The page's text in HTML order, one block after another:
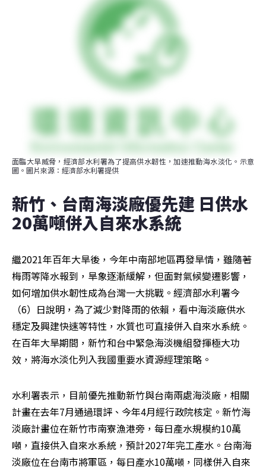
面臨大旱威脅，經濟部水利署為了提高供水韌性，加速推動海水淡化。示意
圖。圖片來源：經濟部水利署提供
新竹、台南海淡廠優先建 日供水
20萬噸併入自來水系統
繼2021年百年大旱後，今年中南部地區再發旱情，雖隨著
梅雨等降水報到，旱象逐漸緩解，但面對氣候變遷影響，
如何增加供水韌性成為台灣一大挑戰。經濟部水利署今
（6）日說明，為了減少對降雨的依賴，看中海淡廠供水
穩定及興建快速等特性，水質也可直接併入自來水系統。
在百年大旱期間，新竹和台中緊急海淡機組發揮極大功
效，將海水淡化列入我國重要水資源經理策略。
水利署表示，目前優先推動新竹與台南兩處海淡廠，相關
計畫在去年7月通過環評、今年4月經行政院核定。新竹海
淡廠計畫位在新竹市南寮漁港旁，每日產水規模約10萬
噸，直接供入自來水系統，預計2027年完工產水。台南海
淡廠位在台南市將軍區，每日產水10萬噸，同樣併入自來